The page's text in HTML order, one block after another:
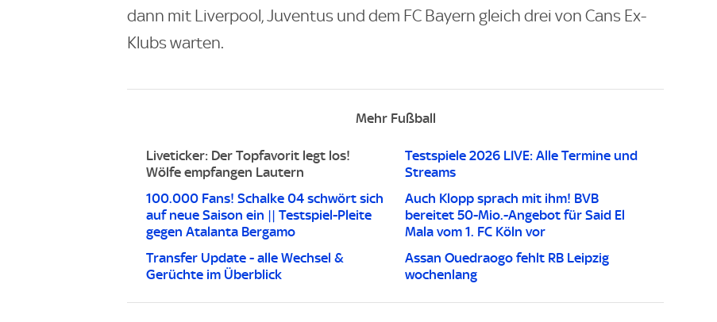
dann mit Liverpool, Juventus und dem FC Bayern gleich drei von Cans Ex-
Klubs warten.
Mehr Fußball
Liveticker: Der Topfavorit legt los!
Wölfe empfangen Lautern
Testspiele 2026 LIVE: Alle Termine und
Streams
100.000 Fans! Schalke 04 schwört sich
auf neue Saison ein || Testspiel-Pleite
gegen Atalanta Bergamo
Auch Klopp sprach mit ihm! BVB
bereitet 50-Mio.-Angebot für Said El
Mala vom 1. FC Köln vor
Transfer Update - alle Wechsel &
Gerüchte im Überblick
Assan Ouedraogo fehlt RB Leipzig
wochenlang